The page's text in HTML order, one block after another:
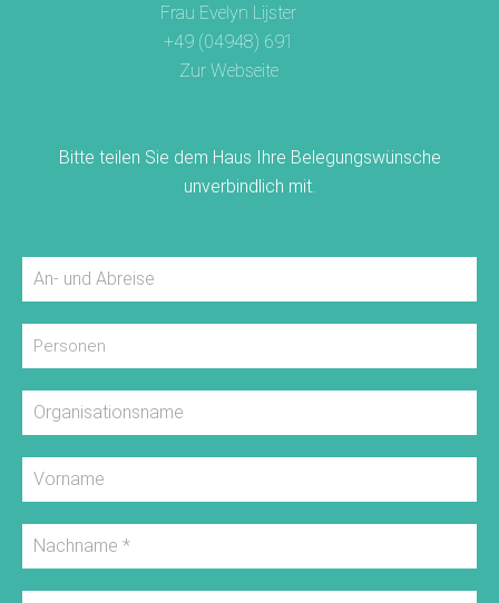
Frau Evelyn Lijster
+49 (04948) 691
Zur Webseite
Bitte teilen Sie dem Haus Ihre Belegungswünsche
unverbindlich mit.